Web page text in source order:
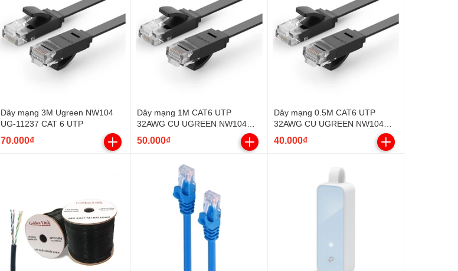
Dây mạng 3M Ugreen NW104
UG-11237 CAT 6 UTP
70.000₫
Dây mạng 1M CAT6 UTP
32AWG CU UGREEN NW104
UG-11235
50.000₫
Dây mạng 0.5M CAT6 UTP
32AWG CU UGREEN NW104
UG-11234
40.000₫